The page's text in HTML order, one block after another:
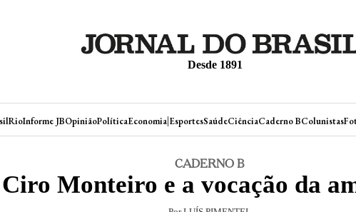
Desde 1891
RioInforme JBOpiniãoPolíticaEconomia|EsportesSaúdeCiênciaCaderno BColunistas
CADERNO B
Ciro Monteiro e a vocação da